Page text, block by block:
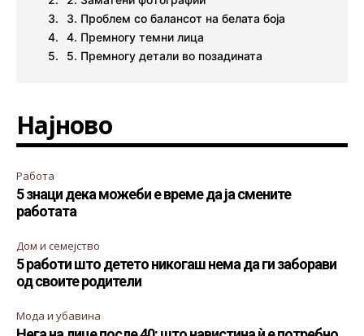
3. Проблем со балансот на белата боја
4. Премногу темни лица
5. Премногу детали во позадината
Најново
Работа
5 знаци дека можеби е време да ја смените
работата
Дом и семејство
5 работи што детето никогаш нема да ги заборави
од своите родители
Мода и убавина